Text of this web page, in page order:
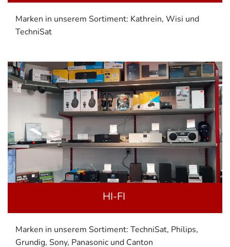
Marken in unserem Sortiment: Kathrein, Wisi und
TechniSat
HI-FI
Marken in unserem Sortiment: TechniSat, Philips,
Grundig, Sony, Panasonic und Canton